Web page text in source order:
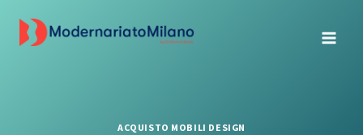
ACQUISTO MOBILI DESIGN